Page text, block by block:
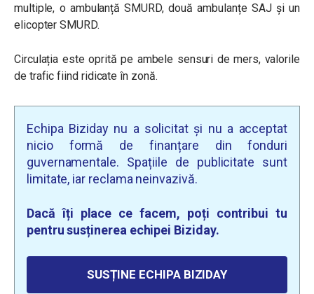
multiple, o ambulanță SMURD, două ambulanțe SAJ și un
elicopter SMURD.
Circulația este oprită pe ambele sensuri de mers, valorile
de trafic fiind ridicate în zonă.
Echipa Biziday nu a solicitat și nu a acceptat
nicio formă de finanțare din fonduri
guvernamentale. Spațiile de publicitate sunt
limitate, iar reclama neinvazivă.
Dacă îți place ce facem, poți contribui tu
pentru susținerea echipei Biziday.
SUSȚINE ECHIPA BIZIDAY